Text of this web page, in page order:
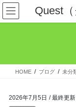
コ
ン
テ
ス
ナ
ビ
ゲ
ン
Quest
HOME ブログ 未分
2026年7月5日 / 最終更